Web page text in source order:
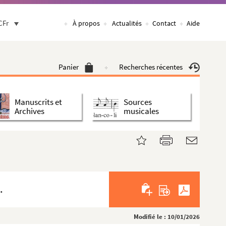
À propos Actualités Contact Aide
Panier Recherches récentes
Manuscrits et
Archives
Sources
musicales
Modifié le : 10/01/2026